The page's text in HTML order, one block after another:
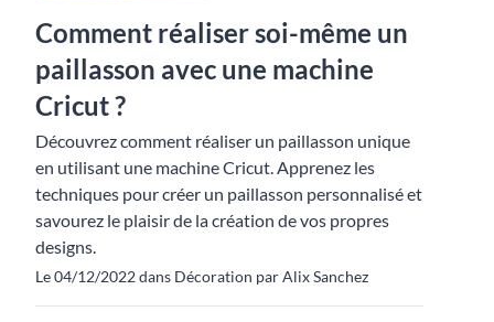
Comment réaliser soi-même un
paillasson avec une machine
Cricut ?
Découvrez comment réaliser un paillasson unique
en utilisant une machine Cricut. Apprenez les
techniques pour créer un paillasson personnalisé et
savourez le plaisir de la création de vos propres
designs.
Le 04/12/2022 dans Décoration par Alix Sanchez